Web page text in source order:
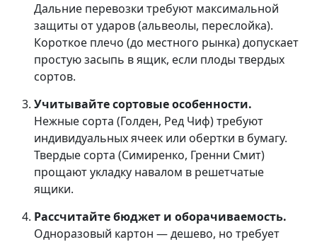
Дальние перевозки требуют максимальной
защиты от ударов (альвеолы, переслойка).
Короткое плечо (до местного рынка) допускает
простую засыпь в ящик, если плоды твердых
сортов.
Учитывайте сортовые особенности.
Нежные сорта (Голден, Ред Чиф) требуют
индивидуальных ячеек или обертки в бумагу.
Твердые сорта (Симиренко, Гренни Смит)
прощают укладку навалом в решетчатые
ящики.
Рассчитайте бюджет и оборачиваемость.
Одноразовый картон — дешево, но требует